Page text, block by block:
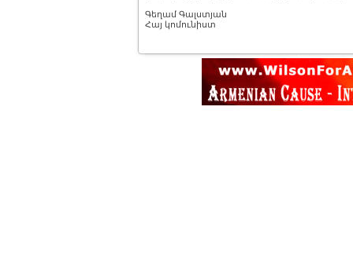
Գեղամ Գալստյան
Հայ կոմունիստ